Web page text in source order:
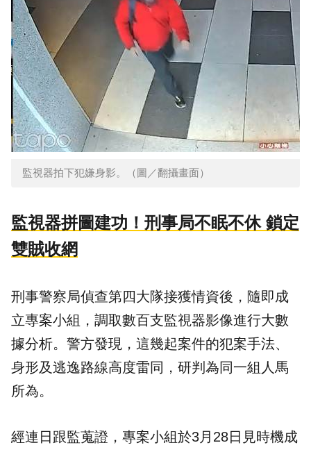
監視器拍下犯嫌身影。（圖／翻攝畫面）
監視器拼圖建功！刑事局不眠不休 鎖定
雙賊收網
刑事警察局偵查第四大隊接獲情資後，隨即成
立專案小組，調取數百支監視器影像進行大數
據分析。警方發現，這幾起案件的犯案手法、
身形及逃逸路線高度雷同，研判為同一組人馬
所為。
經連日跟監蒐證，專案小組於3月28日見時機成